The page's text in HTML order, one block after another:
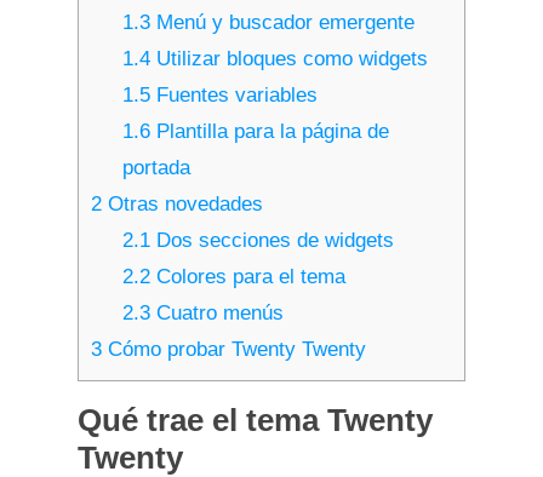
1.3Menú y buscador emergente
1.4Utilizar bloques como widgets
1.5Fuentes variables
1.6Plantilla para la página de
portada
2 Otras novedades
2.1Dos secciones de widgets
2.2Colores para el tema
2.3Cuatro menús
3 Cómo probar Twenty Twenty
Qué trae el tema Twenty
Twenty